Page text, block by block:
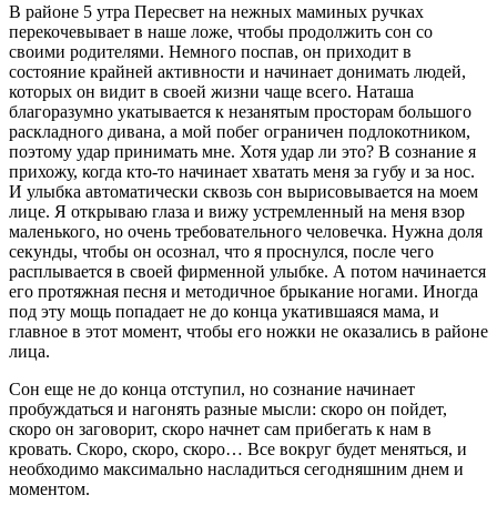
В районе 5 утра Пересвет на нежных маминых ручках
перекочевывает в наше ложе, чтобы продолжить сон со
своими родителями. Немного поспав, он приходит в
состояние крайней активности и начинает донимать людей,
которых он видит в своей жизни чаще всего. Наташа
благоразумно укатывается к незанятым просторам большого
раскладного дивана, а мой побег ограничен подлокотником,
поэтому удар принимать мне. Хотя удар ли это? В сознание я
прихожу, когда кто-то начинает хватать меня за губу и за нос.
И улыбка автоматически сквозь сон вырисовывается на моем
лице. Я открываю глаза и вижу устремленный на меня взор
маленького, но очень требовательного человечка. Нужна доля
секунды, чтобы он осознал, что я проснулся, после чего
расплывается в своей фирменной улыбке. А потом начинается
его протяжная песня и методичное брыкание ногами. Иногда
под эту мощь попадает не до конца укатившаяся мама, и
главное в этот момент, чтобы его ножки не оказались в районе
лица.
Сон еще не до конца отступил, но сознание начинает
пробуждаться и нагонять разные мысли: скоро он пойдет,
скоро он заговорит, скоро начнет сам прибегать к нам в
кровать. Скоро, скоро, скоро… Все вокруг будет меняться, и
необходимо максимально насладиться сегодняшним днем и
моментом.